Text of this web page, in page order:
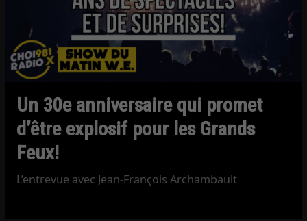
Un 30e anniversaire qui promet
d’être explosif pour les Grands
Feux!
L’entrevue avec Jean-François Archambault